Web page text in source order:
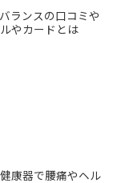
ランスの口コミや
やカードとは
康器で腰痛やヘル